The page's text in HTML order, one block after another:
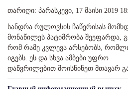
თარიღი: პარასკევი, 17 მაისი 2019
სანდრა რულოვსის ჩაწერისას
მონაწილეს პატიმრობა შეეფარდა,
რომ რამე კვლევა არსებობს,
იგებს. ეს და სხვა ამბები უფრო
დაწვრილებით მოისნინეთ მთავარ